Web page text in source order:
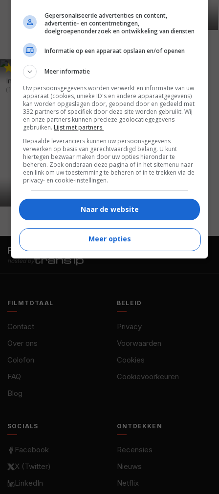
,9
In the Company of Darkness
(1993)
FilmTotaal.Hét online filmoverzicht.
hosted by
FILMTOTAAL
Contact
Over ons
Colofon
FAQ
Blog
BELEID
Privacy
Voorwaarden
Cookies
Cookievoorkeuren
SOCIALS
Facebook
X (Twitter)
LinkedIn
ONTDEKKEN
Recensies
Nieuws
Netflix
Gepersonaliseerde advertenties en content,
advertentie- en contentmetingen,
doelgroepenonderzoek en ontwikkeling van diensten
Informatie op een apparaat opslaan en/of openen
Meer informatie
Uw persoonsgegevens worden verwerkt en informatie van uw
apparaat (cookies, unieke ID's en andere apparaatgegevens)
kan worden opgeslagen door, geopend door en gedeeld met
332 partners of specifiek door deze site worden gebruikt. Wij
en onze partners kunnen precieze geolocatiegegevens
gebruiken. Lijst met partners.
Bepaalde leveranciers kunnen uw persoonsgegevens
verwerken op basis van gerechtvaardigd belang. U kunt
hiertegen bezwaar maken door uw opties hieronder te
beheren. Zoek onderaan deze pagina of in het sitemenu naar
een link om uw toestemming te beheren of in te trekken via de
privacy- en cookie-instellingen.
Naar de website
Meer opties